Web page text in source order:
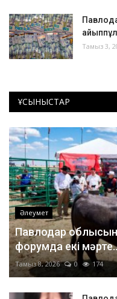
Тамыз 3,
ҰСЫНЫСТАР
Әлеумет
Павлодар
форумда екі
Тамыз 8, 2026 0 174